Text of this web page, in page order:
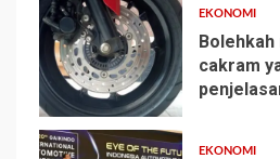
2
EKONOMI
cakram
EKONOMI